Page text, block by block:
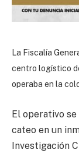
La Fiscalía
centro logístico
operaba en la
El operativo se
cateo en un
Investigación